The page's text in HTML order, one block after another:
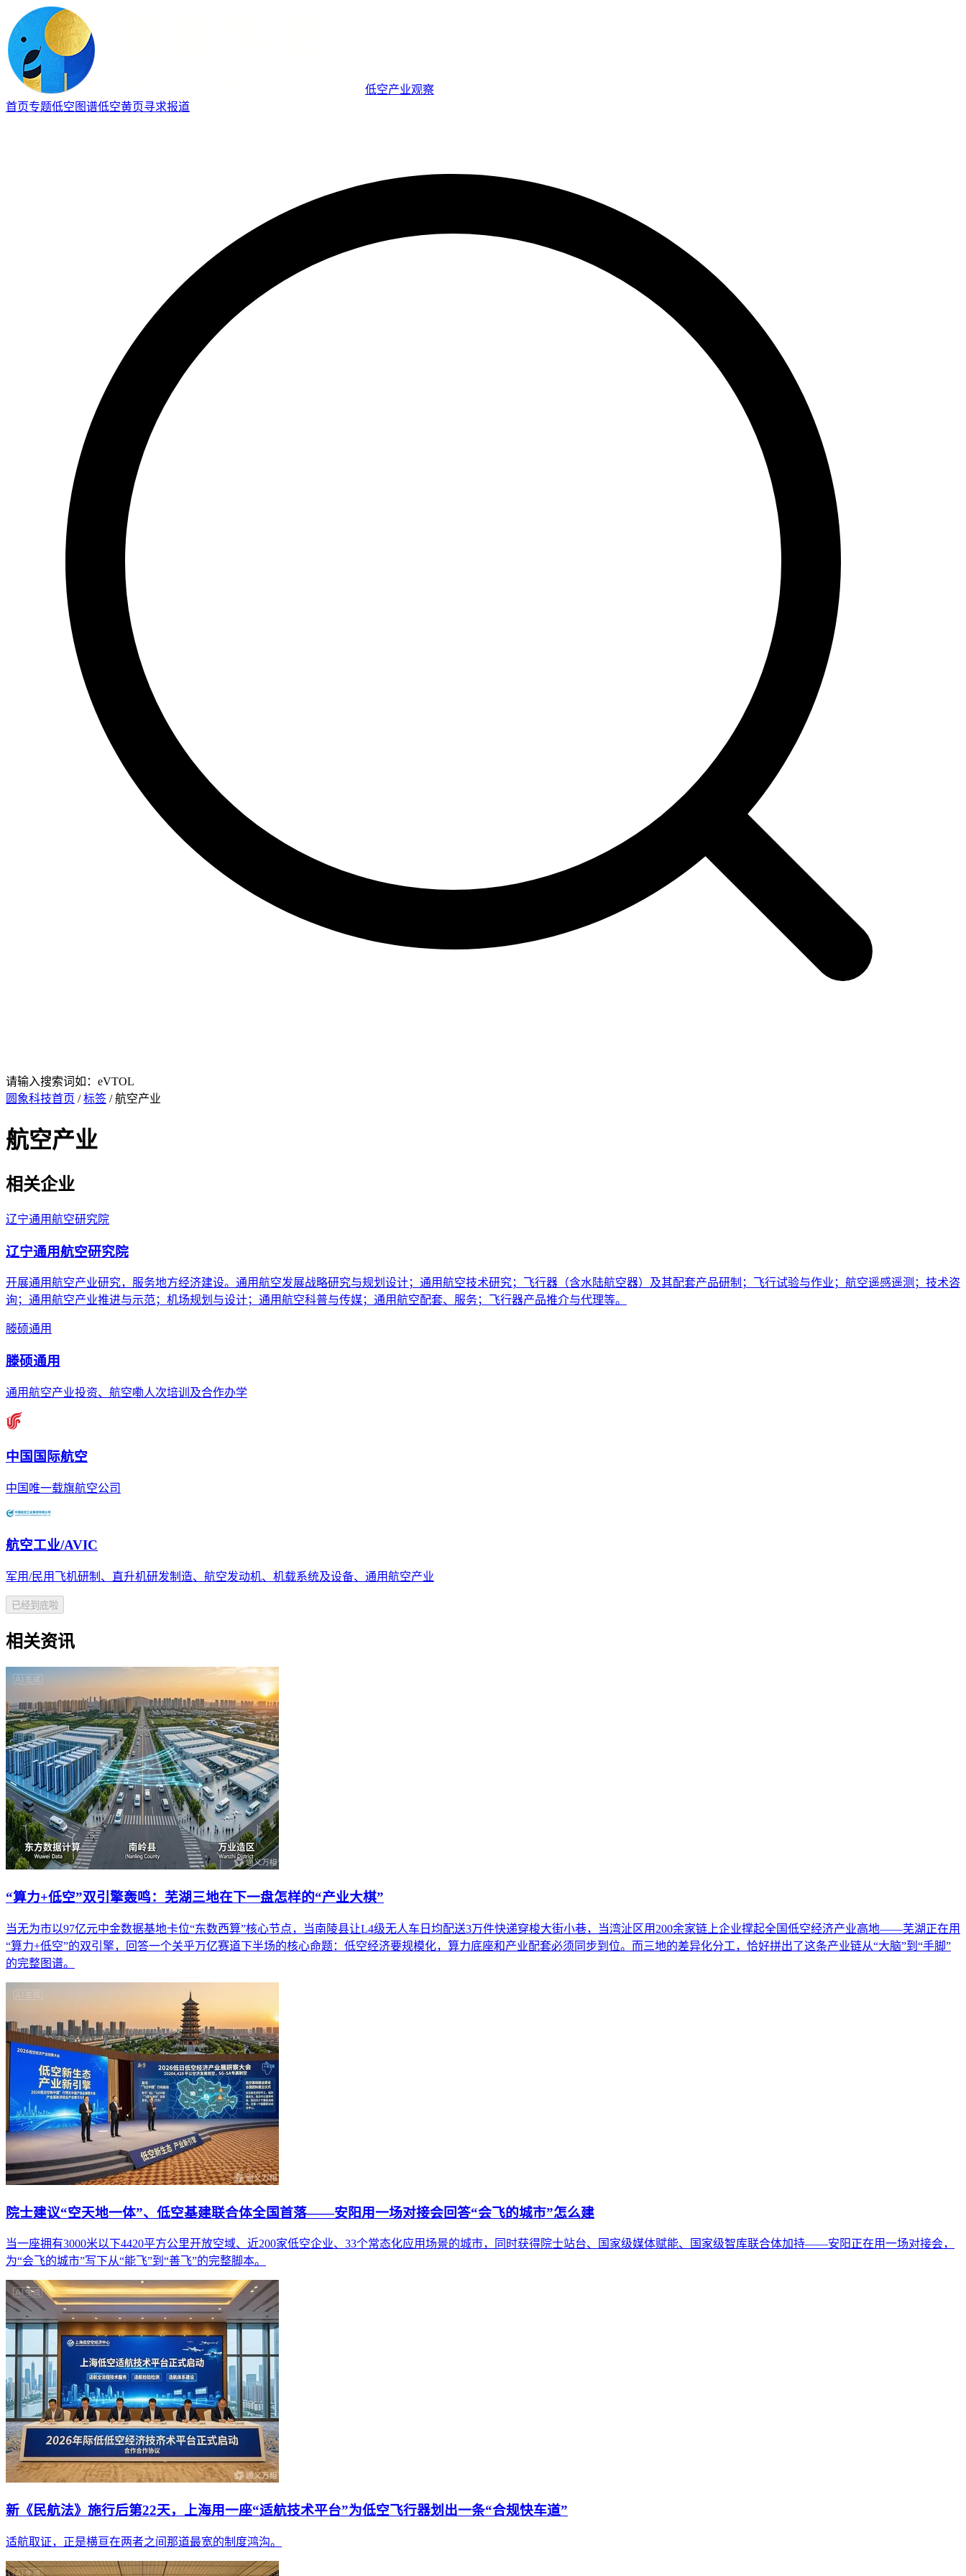
低空产业观察
首页专题低空图谱低空黄页寻求报道
请输入搜索词如：eVTOL
圆象科技首页 /标签 / 航空产业
航空产业
相关企业
辽宁通用航空研究院
辽宁通用航空研究院
开展通用航空产业研究，服务地方经济建设。通用航空发展战略研究与规划设计；通用航空技术研究；飞行器（含水陆航空器）及其配套产品研制；飞行试验与作业；航空遥感遥测；技术咨
询；通用航空产业推进与示范；机场规划与设计；通用航空科普与传媒；通用航空配套、服务；飞行器产品推介与代理等。
滕硕通用
滕硕通用
通用航空产业投资、航空嘞人次培训及合作办学
中国国际航空
中国唯一载旗航空公司
航空工业/AVIC
军用/民用飞机研制、直升机研发制造、航空发动机、机载系统及设备、通用航空产业
已经到底啦
相关资讯
“算力+低空”双引擎轰鸣：芜湖三地在下一盘怎样的“产业大棋”
当无为市以97亿元中金数据基地卡位“东数西算”核心节点，当南陵县让L4级无人车日均配送3万件快递穿梭大街小巷，当湾沚区用200余家链上企业撑起全国低空经济产业高地——芜湖正在用
“算力+低空”的双引擎，回答一个关乎万亿赛道下半场的核心命题：低空经济要规模化，算力底座和产业配套必须同步到位。而三地的差异化分工，恰好拼出了这条产业链从“大脑”到“手脚”
的完整图谱。
院士建议“空天地一体”、低空基建联合体全国首落——安阳用一场对接会回答“会飞的城市”怎么建
当一座拥有3000米以下4420平方公里开放空域、近200家低空企业、33个常态化应用场景的城市，同时获得院士站台、国家级媒体赋能、国家级智库联合体加持——安阳正在用一场对接会，
为“会飞的城市”写下从“能飞”到“善飞”的完整脚本。
新《民航法》施行后第22天，上海用一座“适航技术平台”为低空飞行器划出一条“合规快车道”
适航取证，正是横亘在两者之间那道最宽的制度鸿沟。